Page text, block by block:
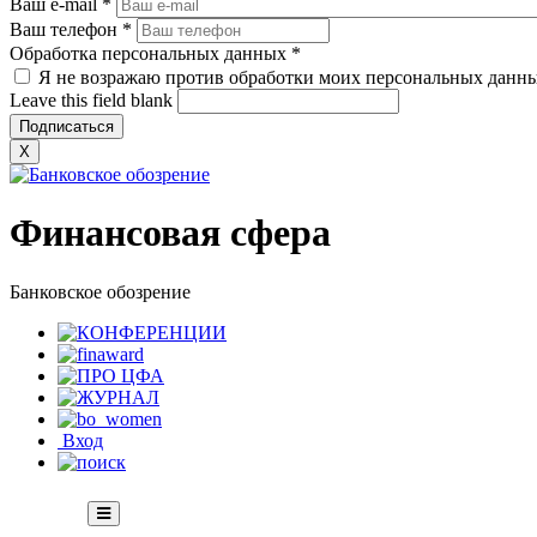
Ваш e-mail *
Ваш телефон *
Обработка персональных данных *
Я не возражаю против обработки моих персональных
Leave this field blank
X
Финансовая сфера
Банковское обозрение
Вход